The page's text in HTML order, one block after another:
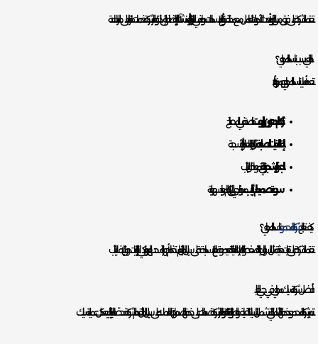
تعتمد الشركة على فريق من الخبراء وأحدث الأدوات للتعامل مع مختلف أنواع الانسدادات، سواء في المنازل أو المنشآت التجارية. بالإضافة إلى ذلك، توفر الشركة خدمات طارئة على مدار الساعة.
ما الذي يسبب انسداد المجاري؟
تتعدد أسباب انسداد المجاري، ومن أبرزها:
تراكم الدهون والزيوت: خاصة في المطابخ.
إلقاء النفايات الصلبة: مثل بقايا الطعام أو الأنسجة.
الجذور الشجرية: التي تنمو داخل الأنابيب.
سوء تصميم الأنابيب: مما يؤدي إلى تراكم المواد بسهولة.
كيف تعالجشركة المحمودانسداد المجاري؟
تعتمد الشركة على تقنيات حديثة مثل السوائل عالية الضغط والكاميرات الداخلية لتحديد موقع الانسداد بدقة. على سبيل المثال، يتم استخدام أجهزة السحب الهيدروليكي لإزالة الترسبات دون إتلاف الأنابيب.
أفضل شركة تسليك مجاري في حي العليا
تتميز شركة المحمود بخدماتها الشاملة التي تشمل التسليك، التنظيف، والصيانة الوقائية. كما توفر الشركة ضمانات على خدماتها لضمان رضا العملاء. على سبيل المثال، تقدم الشركة فحصًا مجانيًا للأنابيب بعد كل عملية تسليك.